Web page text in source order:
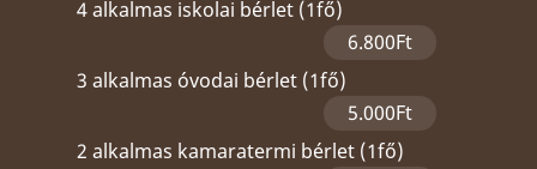
4 alkalmas iskolai bérlet (1fő)
6.800Ft
3 alkalmas óvodai bérlet (1fő)
5.000Ft
2 alkalmas kamaratermi bérlet (1fő)